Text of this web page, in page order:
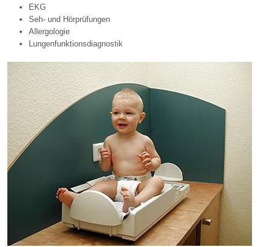
EKG
Seh- und Hörprüfungen
Allergologie
Lungenfunktionsdiagnostik